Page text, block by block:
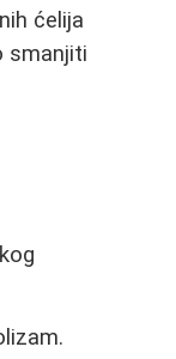
ćelija
smanjiti